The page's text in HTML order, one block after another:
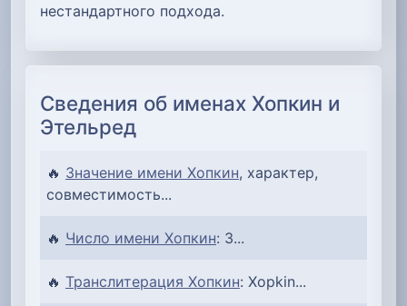
нестандартного подхода.
Сведения об именах Хопкин и
Этельред
🔥 Значение имени Хопкин, характер,
совместимость...
🔥 Число имени Хопкин: 3...
🔥 Транслитерация Хопкин: Xopkin...